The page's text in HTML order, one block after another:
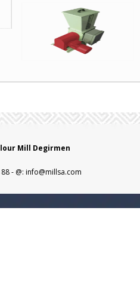
Mill Degirmen
- @: info@millsa.com